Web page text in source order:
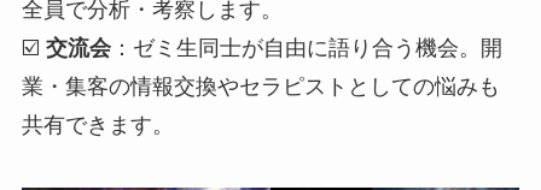
全員で分析・考察します。
☑️ 交流会：ゼミ生同士が自由に語り合う機会。開
業・集客の情報交換やセラピストとしての悩みも
共有できます。